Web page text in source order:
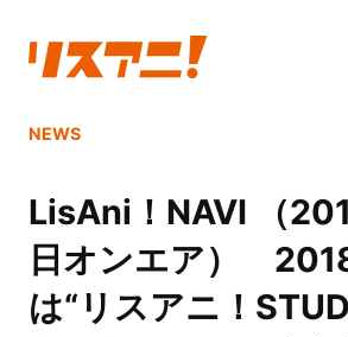
NEWS
LisAni！NAVI （
日オンエア）
は“リスアニ！